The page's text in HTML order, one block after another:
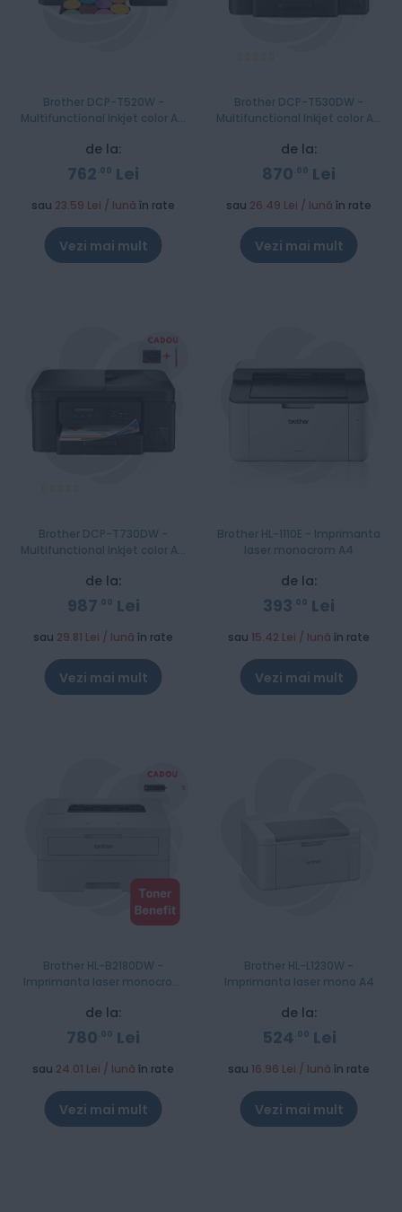
Brother DCP-T520W -
Multifunctional Inkjet color A4
de la:
762 00 Lei
sau 23.59 Lei / lună în rate
Vezi mai mult
Brother DCP-T530DW -
Multifunctional Inkjet color A4
de la:
870 00 Lei
sau 26.49 Lei / lună în rate
Vezi mai mult
Brother DCP-T730DW -
Multifunctional Inkjet color A4
de la:
987 00 Lei
sau 29.81 Lei / lună în rate
Vezi mai mult
Brother HL-1110E - Imprimanta
laser monocrom A4
de la:
393 00 Lei
sau 15.42 Lei / lună în rate
Vezi mai mult
Brother HL-B2180DW -
Imprimanta laser monocrom
de la:
780 00 Lei
sau 24.01 Lei / lună în rate
Vezi mai mult
Brother HL-L1230W -
Imprimanta laser mono A4
de la:
524 00 Lei
sau 16.96 Lei / lună în rate
Vezi mai mult